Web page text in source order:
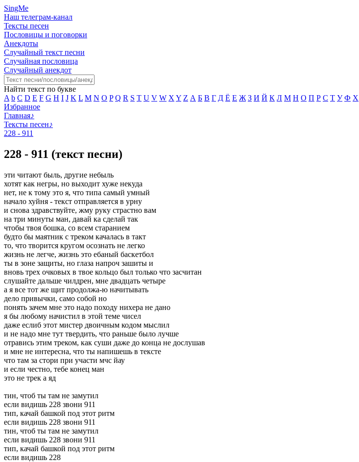
SingMe
Наш телеграм-канал
Тексты песен
Пословицы и поговорки
Анекдоты
Случайный текст песни
Случайная пословица
Случайный анекдот
Найти текст по букве
A b C D E F G H I J K L M N O P Q R S T U V W X Y Z А Б В Г Д Ё Е Ж З И Й К Л М Н О П Р С Т У Ф Х
Избранное
Главная♪
Тексты песен♪
228 - 911
228 - 911 (текст песни)
эти читают быль, другие небыль
хотят как негры, но выходит хуже некуда
нет, не к тому это я, что типа самый умный
начало хуйня - текст отправляется в урну
и снова здравствуйте, жму руку страстно вам
на три минуты ман, давай ка сделай так
чтобы твоя бошка, со всем старанием
будто бы маятник с треком качалась в такт
то, что творится кругом осознать не легко
жизнь не легче, жизнь это ебаный баскетбол
ты в зоне защиты, но глаза напроч зашиты и
вновь трех очковых в твое кольцо был только что засчитан
слушайте дальше чилдрен, мне двадцать четыре
а я все тот же щит продолжа-ю начитывать
дело привычки, само собой но
понять зачем мне это надо походу нихера не дано
я бы любому начистил в этой теме чисел
даже еслиб этот мистер двоичным кодом мыслил
и не надо мне тут твердить, что раньше было лучше
отравись этим треком, как суши даже до конца не дослушав
и мне не интересна, что ты напишешь в тексте
что там за стори при участи мчс йау
и если честно, тебе конец ман
это не трек а яд
тин, чтоб ты там не замутил
если видишь 228 звони 911
тип, качай башкой под этот ритм
если видишь 228 звони 911
тин, чтоб ты там не замутил
если видишь 228 звони 911
тип, качай башкой под этот ритм
если видишь 228